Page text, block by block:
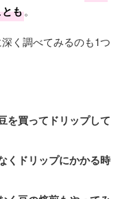
も。
く調べてみるのも1つ
を買ってドリップして
くドリップにかかる時